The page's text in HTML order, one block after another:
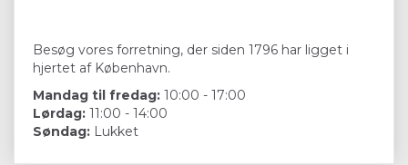
Besøg vores forretning, der siden 1796 har ligget i
hjertet af København.
Mandag til fredag: 10:00 - 17:00
Lørdag: 11:00 - 14:00
Søndag: Lukket